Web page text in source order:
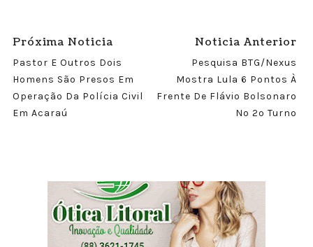
Próxima Noticia
Pastor E Outros Dois
Homens São Presos Em
Operação Da Polícia Civil
Em Acaraú
Noticia Anterior
Pesquisa BTG/Nexus
Mostra Lula 6 Pontos À
Frente De Flávio Bolsonaro
No 2º Turno